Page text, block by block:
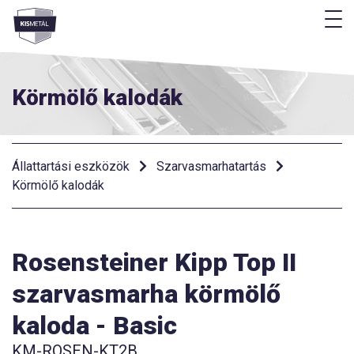
Menü
Körmölő kalodák
Állattartási eszközök
Szarvasmarhatartás
Körmölő kalodák
Rosensteiner Kipp Top II
szarvasmarha körmölő
kaloda - Basic